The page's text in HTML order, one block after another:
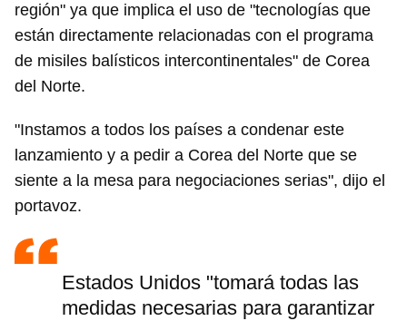
región" ya que implica el uso de "tecnologías que
están directamente relacionadas con el programa
de misiles balísticos intercontinentales" de Corea
del Norte.
"Instamos a todos los países a condenar este
lanzamiento y a pedir a Corea del Norte que se
siente a la mesa para negociaciones serias", dijo el
portavoz.
Estados Unidos "tomará todas las
medidas necesarias para garantizar